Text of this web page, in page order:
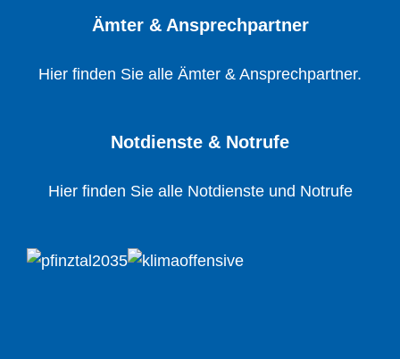
Ämter & Ansprechpartner
Hier finden Sie alle Ämter & Ansprechpartner.
Notdienste & Notrufe
Hier finden Sie alle Notdienste und Notrufe